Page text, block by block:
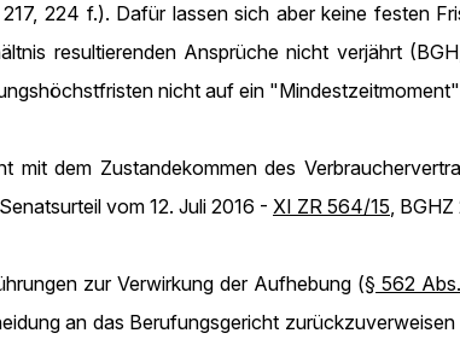
224 f.). Dafür lassen sich aber keine festen
resultierenden Ansprüche nicht verjährt
nicht auf ein
dem Zustandekommen des
vom 12. Juli 2016 - XI ZR 564/15, BGHZ
zur Verwirkung der Aufhebung (§ 562
an das Berufungsgericht zurückzuverweisen